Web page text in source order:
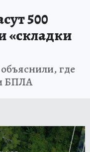
500
«складки
где
БПЛА